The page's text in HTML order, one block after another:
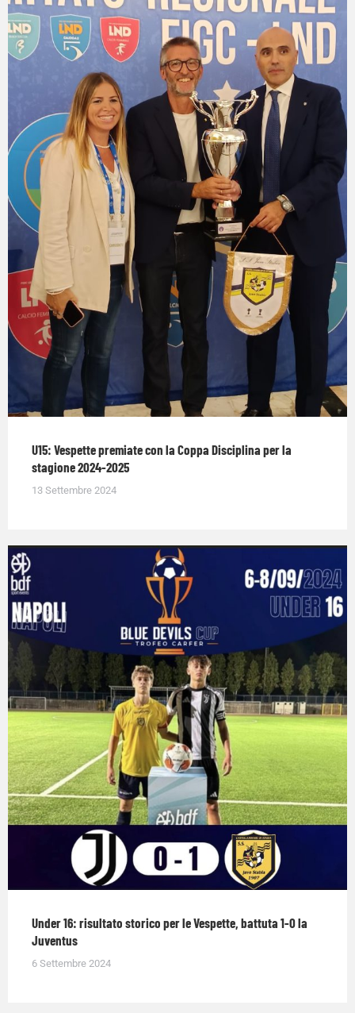
U15: Vespette premiate con la Coppa Disciplina per la
stagione 2024-2025
13 Settembre 2024
Under 16: risultato storico per le Vespette, battuta 1-0 la
Juventus
6 Settembre 2024